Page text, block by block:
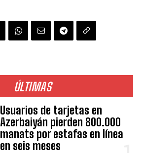
ÚLTIMAS
Usuarios de tarjetas en
Azerbaiyán pierden 800.000
manats por estafas en línea
en seis meses